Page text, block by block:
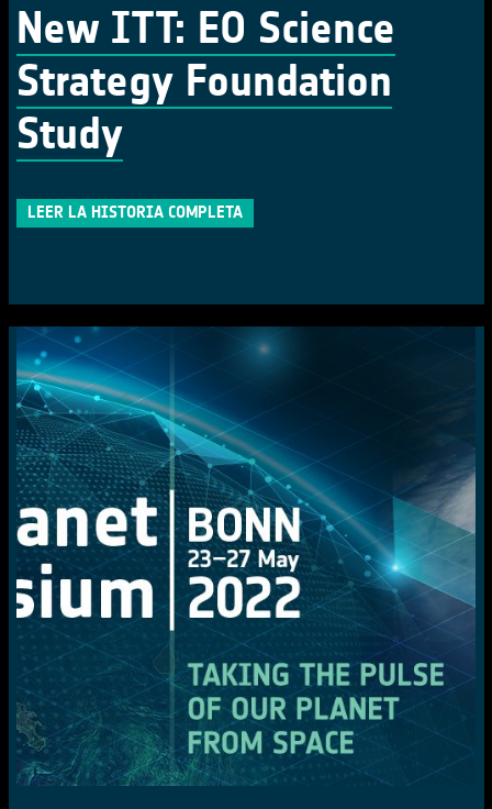
New ITT: EO Science
Strategy Foundation
Study
LEER LA HISTORIA COMPLETA